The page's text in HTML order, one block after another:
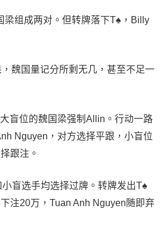
梁组成两对。但转牌落下T♠️，Billy
魏国量记分所剩无几，甚至不足一
盲位的魏国梁强制Allin。行动一路
Nguyen，对方选择平跟，小盲位
跟注。
盲选手均选择过牌。转牌发出T♠️
注20万，Tuan Anh Nguyen随即弃